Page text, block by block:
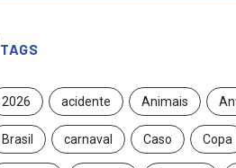
TAGS
2026 acidente Animais
Brasil carnaval Caso Copa